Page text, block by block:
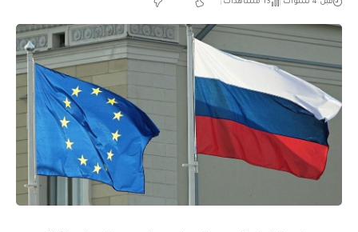
قبل 4 سنوات 13 مشاهدات